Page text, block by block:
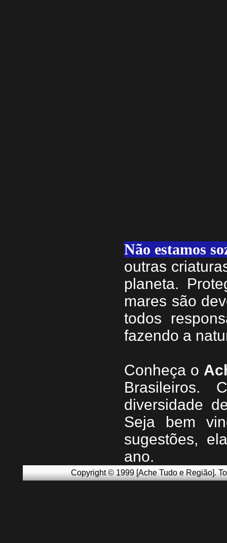
Não estamos
outras
planeta.
mares são
todos
fazendo a
Conheça o A
Brasileiros.
diversidade
Seja bem
sugestões,
ano.
Copyright © 1999 [Ache Tudo e Região].